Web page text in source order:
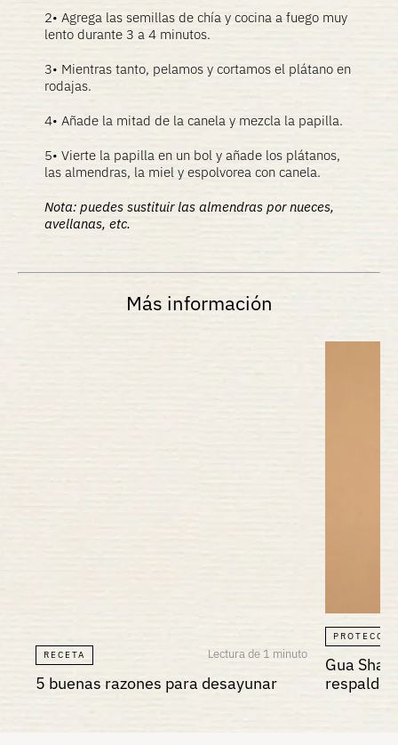
2• Agrega las semillas de chía y cocina a fuego muy
lento durante 3 a 4 minutos.
3• Mientras tanto, pelamos y cortamos el plátano en
rodajas.
4• Añade la mitad de la canela y mezcla la papilla.
5• Vierte la papilla en un bol y añade los plátanos,
las almendras, la miel y espolvorea con canela.
Nota: puedes sustituir las almendras por nueces,
avellanas, etc.
Más información
RECETA Lectura de 1 minuto
5 buenas razones para desayunar
Gua Sha:
respalda